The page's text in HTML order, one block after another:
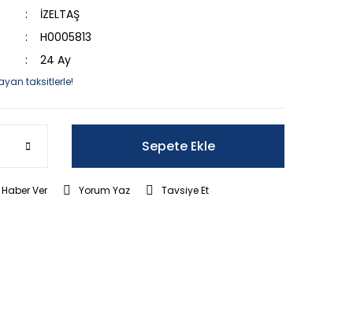
İZELTAŞ
H0005813
24 Ay
taksitlerle!
Sepete Ekle
Ver Yorum Yaz Tavsiye Et